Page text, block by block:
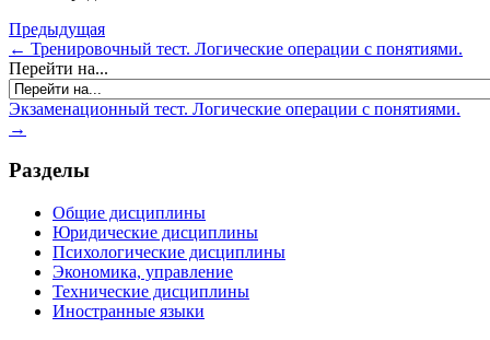
Предыдущая
← Тренировочный тест. Логические операции с понятиями.
Перейти на...
Экзаменационный тест. Логические операции с понятиями.
→
Разделы
Общие дисциплины
Юридические дисциплины
Психологические дисциплины
Экономика, управление
Технические дисциплины
Иностранные языки